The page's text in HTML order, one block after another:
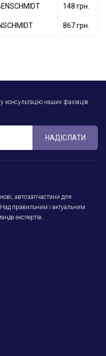
148 грн.
867 грн.
консультацію наших фахівців.
НАДІСЛАТИ
автозапчастини для
правильним і актуальним
експертів.